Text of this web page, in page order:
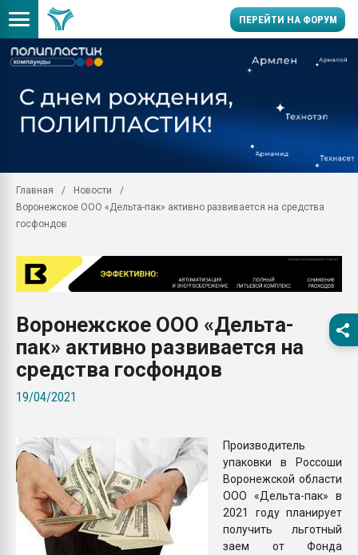
ПЕРЕЙТИ НА ФОРУМ
Вакуум-формовочные
28.07.2026
Всё, что касается
бутылок
вакуумного
Продам отходы
поликарбоната и АБС-
Главная
Новости
Воронежское ООО «Дельта-пак» активно развивается на средства
госфондов
Воронежское ООО «Дельта-
пак» активно развивается на
средства госфондов
19/04/2021
Производитель
упаковки в Россоши
Воронежской области
ООО «Дельта-пак» в
2021 году планирует
получить льготный
заем от Фонда